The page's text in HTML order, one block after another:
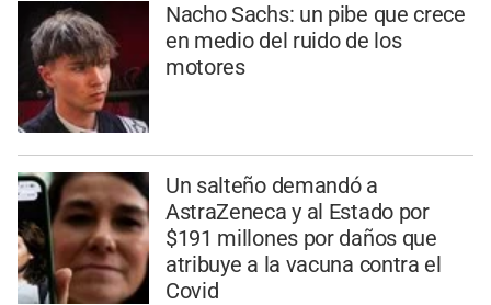
Nacho Sachs: un pibe que crece
en medio del ruido de los
motores
Un salteño demandó a
AstraZeneca y al Estado por
$191 millones por daños que
atribuye a la vacuna contra el
Covid